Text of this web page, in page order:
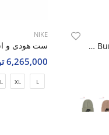
کلاه زمستانی Unisex نایک Nike Burton
NIKE
6,265,000 تومان
L
XL